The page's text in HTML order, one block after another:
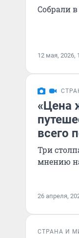
Собрали
12 мая, 2026,
«Цена
всего
Три
мнению
26 апреля,
СТРАНА И